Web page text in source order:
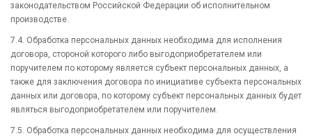
законодательством Российской Федерации об исполнительном
производстве.
7.4. Обработка персональных данных необходима для исполнения
договора, стороной которого либо выгодоприобретателем или
поручителем по которому является субъект персональных данных, а
также для заключения договора по инициативе субъекта персональных
данных или договора, по которому субъект персональных данных будет
являться выгодоприобретателем или поручителем.
7.5. Обработка персональных данных необходима для осуществления